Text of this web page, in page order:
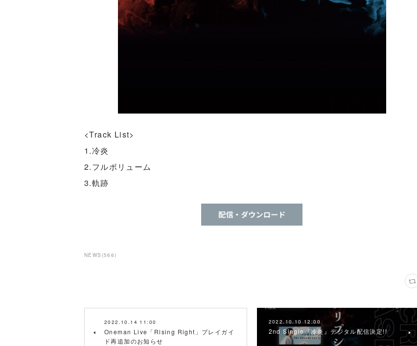
<Track List>
1.冷炎
2.フルボリューム
3.軌跡
NEWS (566)
2022.10.14 11:00
Oneman Live「Rising Right」プレイガイ
ド再追加のお知らせ
2022.10.10 12:00
2nd Single『冷炎』デジタル配信決定!!